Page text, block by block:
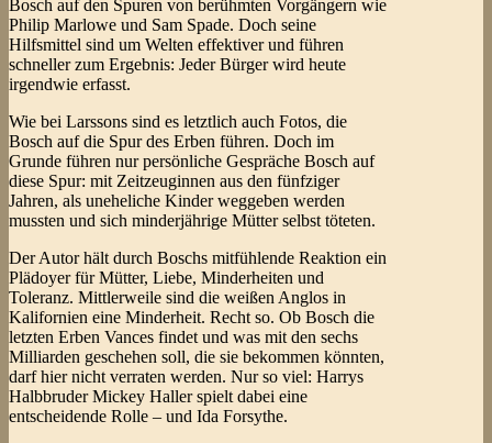
Bosch auf den Spuren von berühmten Vorgängern wie
Philip Marlowe und Sam Spade. Doch seine
Hilfsmittel sind um Welten effektiver und führen
schneller zum Ergebnis: Jeder Bürger wird heute
irgendwie erfasst.
Wie bei Larssons sind es letztlich auch Fotos, die
Bosch auf die Spur des Erben führen. Doch im
Grunde führen nur persönliche Gespräche Bosch auf
diese Spur: mit Zeitzeuginnen aus den fünfziger
Jahren, als uneheliche Kinder weggeben werden
mussten und sich minderjährige Mütter selbst töteten.
Der Autor hält durch Boschs mitfühlende Reaktion ein
Plädoyer für Mütter, Liebe, Minderheiten und
Toleranz. Mittlerweile sind die weißen Anglos in
Kalifornien eine Minderheit. Recht so. Ob Bosch die
letzten Erben Vances findet und was mit den sechs
Milliarden geschehen soll, die sie bekommen könnten,
darf hier nicht verraten werden. Nur so viel: Harrys
Halbbruder Mickey Haller spielt dabei eine
entscheidende Rolle – und Ida Forsythe.